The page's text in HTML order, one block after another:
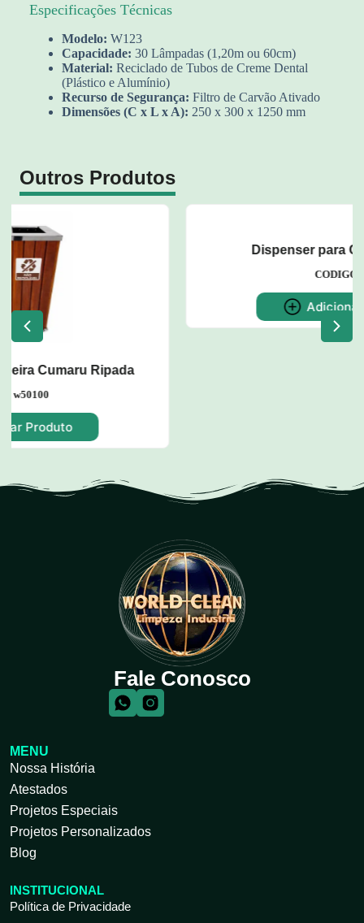
Especificações Técnicas
Modelo: W123
Capacidade: 30 Lâmpadas (1,20m ou 60cm)
Material: Reciclado de Tubos de Creme Dental
(Plástico e Alumínio)
Recurso de Segurança: Filtro de Carvão Ativado
Dimensões (C x L x A): 250 x 300 x 1250 mm
Outros Produtos
Dispenser para Copos de Água
Fale Conosco
MENU
Nossa História
Atestados
Projetos Especiais
Projetos Personalizados
Blog
INSTITUCIONAL
Política de Privacidade